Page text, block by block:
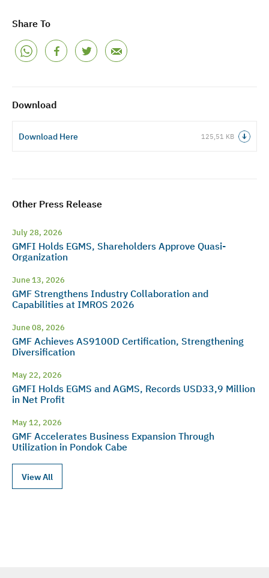
Share To
Download
Download Here 125,51 KB
Other Press Release
July 28, 2026
GMFI Holds EGMS, Shareholders Approve Quasi-
Organization
June 13, 2026
GMF Strengthens Industry Collaboration and
Capabilities at IMROS 2026
June 08, 2026
GMF Achieves AS9100D Certification, Strengthening
Diversification
May 22, 2026
GMFI Holds EGMS and AGMS, Records USD33,9 Million
in Net Profit
May 12, 2026
GMF Accelerates Business Expansion Through
Utilization in Pondok Cabe
View All